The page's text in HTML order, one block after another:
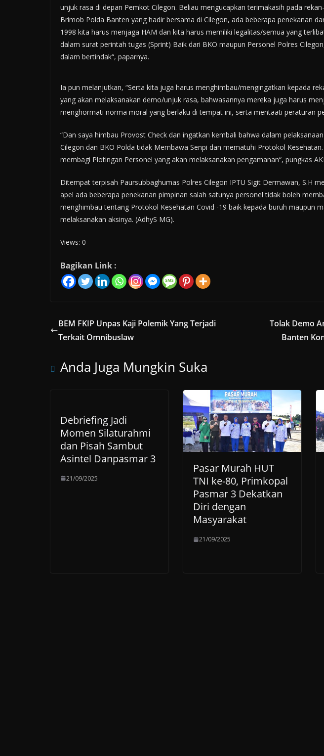
unjuk rasa di depan Pemkot Cilegon. Beliau mengucapkan terimakasih pada
Brimob Polda Banten yang hadir bersama di Cilegon, ada beberapa penekanan
1998 kita harus menjaga HAM dan kita harus memiliki legalitas/semua yang
dalam surat perintah tugas (Sprint) Baik dari BKO maupun Personel Polres
dalam bertindak“, paparnya.
Ia pun melanjutkan, “Serta kita juga harus menghimbau/mengingatkan kepada
yang akan melaksanakan demo/unjuk rasa, bahwasannya mereka juga harus
menghormati norma moral yang berlaku di tempat ini, serta mentaati peraturan
“Dan saya himbau Provost Check dan ingatkan kembali bahwa dalam
Cilegon dan BKO Polda tidak Membawa Senpi dan mematuhi Protokol
membagi Plotingan Personel yang akan melaksanakan pengamanan“, pungkas
Ditempat terpisah Paursubbaghumas Polres Cilegon IPTU Sigit Dermawan, S.H
apel ada beberapa penekanan pimpinan salah satunya personel tidak boleh
menghimbau tentang Protokol Kesehatan Covid -19 baik kepada buruh maupun
melaksanakan aksinya. (AdhyS MG).
Views: 0
Bagikan Link :
BEM FKIP Unpas Kaji Polemik Yang Terjadi
Terkait Omnibuslaw
Tolak Demo
Banten
Anda Juga Mungkin Suka
Debriefing Jadi
Momen Silaturahmi
dan Pisah Sambut
Asintel Danpasmar 3
21/09/2025
Pasar Murah HUT
TNI ke-80, Primkopal
Pasmar 3 Dekatkan
Diri dengan
Masyarakat
21/09/2025